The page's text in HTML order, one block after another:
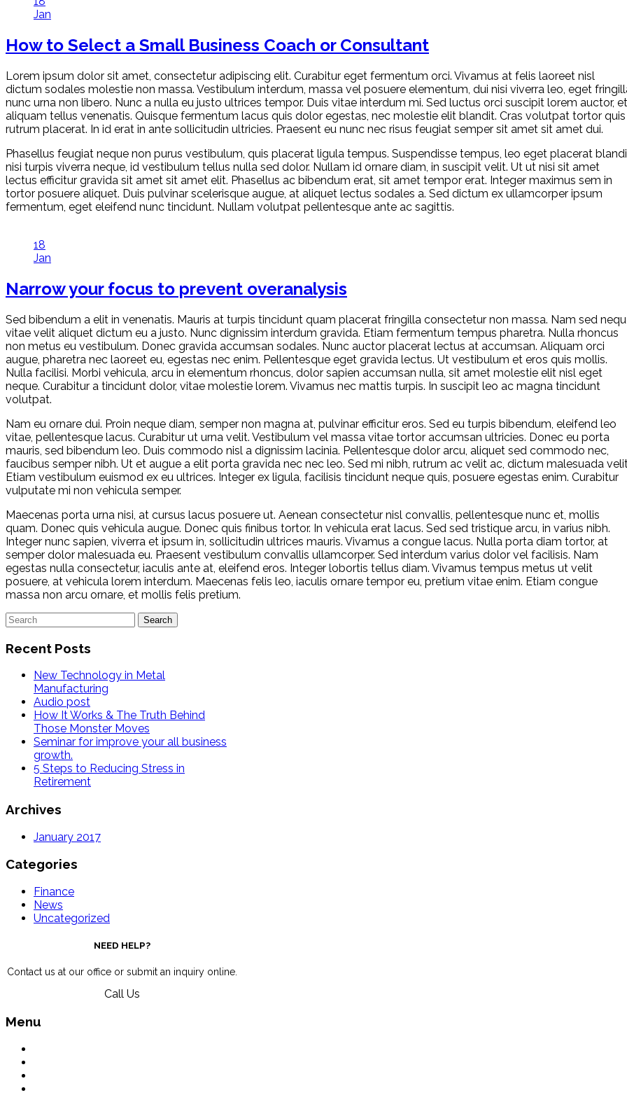
Jan
How to Select a Small Business Coach or Consultant
Lorem ipsum dolor sit amet, consectetur adipiscing elit. Curabitur eget fermentum orci. Vivamus at felis laoreet nisl
dictum sodales molestie non massa. Vestibulum interdum, massa vel posuere elementum, dui nisi viverra leo, eget
nunc urna non libero. Nunc a nulla eu justo ultrices tempor. Duis vitae interdum mi. Sed luctus orci suscipit lorem auctor, et
aliquam tellus venenatis. Quisque fermentum lacus quis dolor egestas, nec molestie elit blandit. Cras volutpat tortor quis
rutrum placerat. In id erat in ante sollicitudin ultricies. Praesent eu nunc nec risus feugiat semper sit amet sit amet dui.
Phasellus feugiat neque non purus vestibulum, quis placerat ligula tempus. Suspendisse tempus, leo eget placerat
nisi turpis viverra neque, id vestibulum tellus nulla sed dolor. Nullam id ornare diam, in suscipit velit. Ut ut nisi sit amet
lectus efficitur gravida sit amet sit amet elit. Phasellus ac bibendum erat, sit amet tempor erat. Integer maximus sem in
tortor posuere aliquet. Duis pulvinar scelerisque augue, at aliquet lectus sodales a. Sed dictum ex ullamcorper ipsum
fermentum, eget eleifend nunc tincidunt. Nullam volutpat pellentesque ante ac sagittis.
18
Jan
Narrow your focus to prevent overanalysis
Sed bibendum a elit in venenatis. Mauris at turpis tincidunt quam placerat fringilla consectetur non massa. Nam sed
vitae velit aliquet dictum eu a justo. Nunc dignissim interdum gravida. Etiam fermentum tempus pharetra. Nulla rhoncus
non metus eu vestibulum. Donec gravida accumsan sodales. Nunc auctor placerat lectus at accumsan. Aliquam orci
augue, pharetra nec laoreet eu, egestas nec enim. Pellentesque eget gravida lectus. Ut vestibulum et eros quis mollis.
Nulla facilisi. Morbi vehicula, arcu in elementum rhoncus, dolor sapien accumsan nulla, sit amet molestie elit nisl eget
neque. Curabitur a tincidunt dolor, vitae molestie lorem. Vivamus nec mattis turpis. In suscipit leo ac magna tincidunt
volutpat.
Nam eu ornare dui. Proin neque diam, semper non magna at, pulvinar efficitur eros. Sed eu turpis bibendum, eleifend leo
vitae, pellentesque lacus. Curabitur ut urna velit. Vestibulum vel massa vitae tortor accumsan ultricies. Donec eu porta
mauris, sed bibendum leo. Duis commodo nisl a dignissim lacinia. Pellentesque dolor arcu, aliquet sed commodo nec,
faucibus semper nibh. Ut et augue a elit porta gravida nec nec leo. Sed mi nibh, rutrum ac velit ac, dictum malesuada
Etiam vestibulum euismod ex eu ultrices. Integer ex ligula, facilisis tincidunt neque quis, posuere egestas enim. Curabitur
vulputate mi non vehicula semper.
Maecenas porta urna nisi, at cursus lacus posuere ut. Aenean consectetur nisl convallis, pellentesque nunc et, mollis
quam. Donec quis vehicula augue. Donec quis finibus tortor. In vehicula erat lacus. Sed sed tristique arcu, in varius nibh.
Integer nunc sapien, viverra et ipsum in, sollicitudin ultrices mauris. Vivamus a congue lacus. Nulla porta diam tortor, at
semper dolor malesuada eu. Praesent vestibulum convallis ullamcorper. Sed interdum varius dolor vel facilisis. Nam
egestas nulla consectetur, iaculis ante at, eleifend eros. Integer lobortis tellus diam. Vivamus tempus metus ut velit
posuere, at vehicula lorem interdum. Maecenas felis leo, iaculis ornare tempor eu, pretium vitae enim. Etiam congue
massa non arcu ornare, et mollis felis pretium.
Recent Posts
New Technology in Metal
Manufacturing
Audio post
How It Works & The Truth Behind
Those Monster Moves
Seminar for improve your all business
growth.
5 Steps to Reducing Stress in
Retirement
Archives
January 2017
Categories
Finance
News
Uncategorized
NEED HELP?
Contact us at our office or submit an inquiry online.
Call Us
Menu